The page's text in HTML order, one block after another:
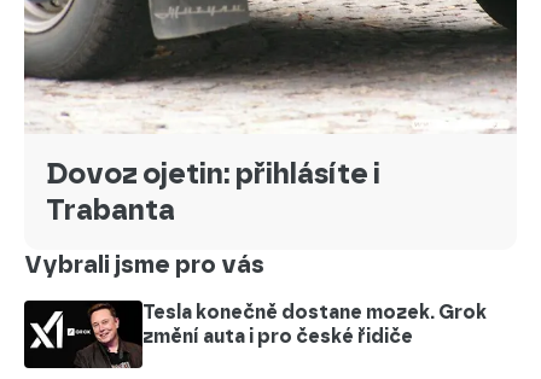
Dovoz ojetin: přihlásíte i
Trabanta
Vybrali jsme pro vás
Tesla konečně dostane mozek. Grok
změní auta i pro české řidiče